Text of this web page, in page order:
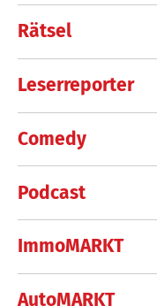
Rätsel
Leserreporter
Comedy
Podcast
ImmoMARKT
AutoMARKT